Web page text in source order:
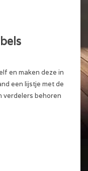
en maken deze in
een lijstje met de
verdelers behoren